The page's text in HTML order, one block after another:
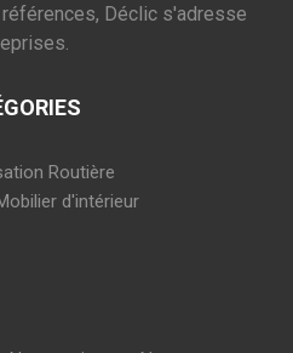
Déclic s'adresse
Routière
d'intérieur